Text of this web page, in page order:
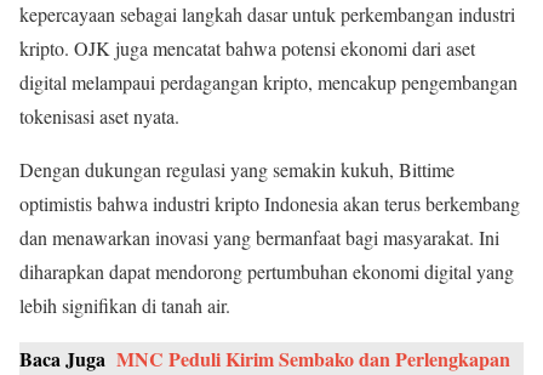
kepercayaan sebagai langkah dasar untuk perkembangan industri
kripto. OJK juga mencatat bahwa potensi ekonomi dari aset
digital melampaui perdagangan kripto, mencakup pengembangan
tokenisasi aset nyata.
Dengan dukungan regulasi yang semakin kukuh, Bittime
optimistis bahwa industri kripto Indonesia akan terus berkembang
dan menawarkan inovasi yang bermanfaat bagi masyarakat. Ini
diharapkan dapat mendorong pertumbuhan ekonomi digital yang
lebih signifikan di tanah air.
Baca Juga MNC Peduli Kirim Sembako dan Perlengkapan